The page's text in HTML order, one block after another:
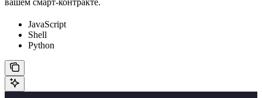
JavaScript
Shell
Python